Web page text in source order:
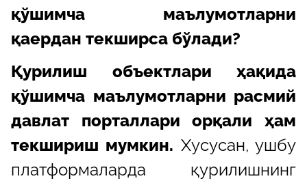
қўшимча маълумотларни
қаердан текширса бўлади?
Қурилиш объектлари ҳақида
қўшимча маълумотларни расмий
давлат порталлари орқали ҳам
текшириш мумкин. Хусусан, ушбу
платформаларда қурилишнинг